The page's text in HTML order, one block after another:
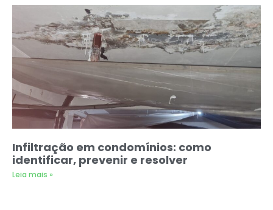
Infiltração em condomínios: como
identificar, prevenir e resolver
Leia mais »